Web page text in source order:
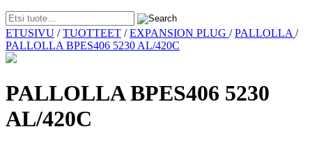
Skip
to
content
ETUSIVU /TUOTTEET /EXPANSION PLUG /PALLOLLA /
PALLOLLA BPES406 5230 AL/420C
PALLOLLA BPES406 5230
AL/420C